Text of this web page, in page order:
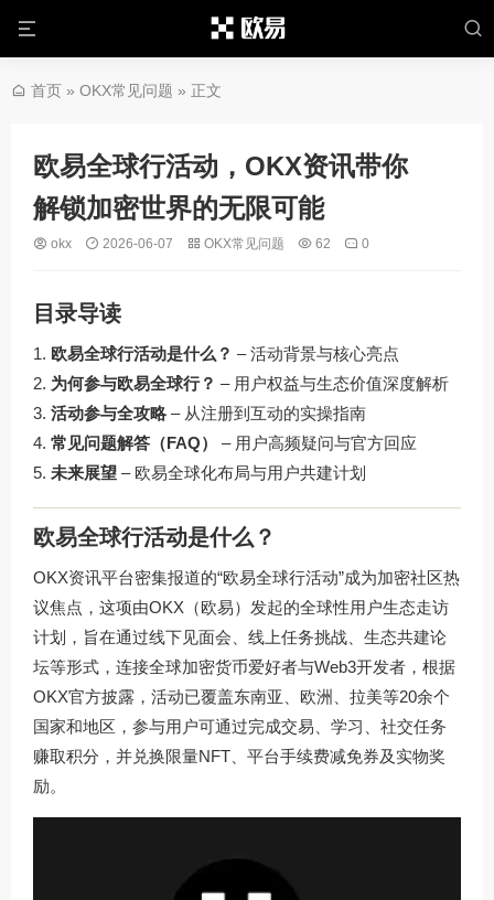
首页 » OKX常见问题 » 正文
欧易全球行活动，OKX资讯带你
解锁加密世界的无限可能
okx 2026-06-07 OKX常见问题 62 0
目录导读
欧易全球行活动是什么？ – 活动背景与核心亮点
为何参与欧易全球行？ – 用户权益与生态价值深度解析
活动参与全攻略 – 从注册到互动的实操指南
常见问题解答（FAQ）
– 用户高频疑问与官方回应
未来展望 – 欧易全球化布局与用户共建计划
欧易全球行活动是什么？
OKX资讯平台密集报道的“欧易全球行活动”成为加密社区热
议焦点，这项由OKX（欧易）发起的全球性用户生态走访
计划，旨在通过线下见面会、线上任务挑战、生态共建论
坛等形式，连接全球加密货币爱好者与Web3开发者，根据
OKX官方披露，活动已覆盖东南亚、欧洲、拉美等20余个
国家和地区，参与用户可通过完成交易、学习、社交任务
赚取积分，并兑换限量NFT、平台手续费减免券及实物奖
励。